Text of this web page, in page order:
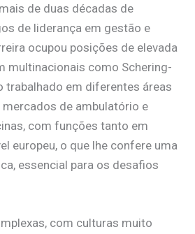
de duas décadas de
de liderança em gestão e
ocupou posições de elevada
multinacionais como Schering-
trabalhado em diferentes áreas
de ambulatório e
com funções tanto em
europeu, o que lhe confere uma
essencial para os desafios
com culturas muito